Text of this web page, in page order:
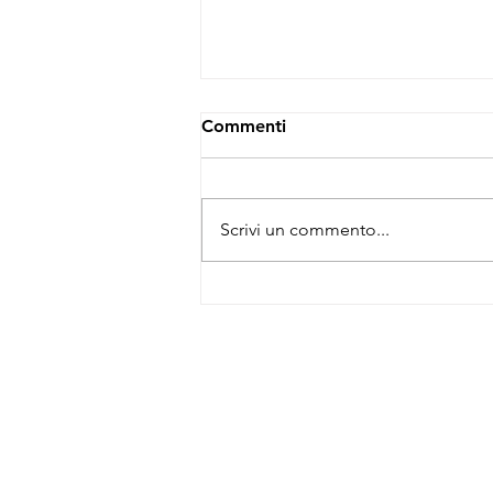
Commenti
Scrivi un commento...